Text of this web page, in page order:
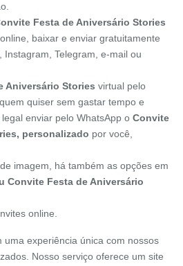
Festa de Aniversário Stories
baixar e enviar gratuitamente
Instagram, Telegram, e-mail ou
Aniversário Stories virtual pelo
quiser sem gastar tempo e
enviar pelo WhatsApp o Convite
personalizado por você,
imagem, há também as opções em
Convite Festa de Aniversário
online.
uma experiência única com nossos
Nosso serviço oferece um site